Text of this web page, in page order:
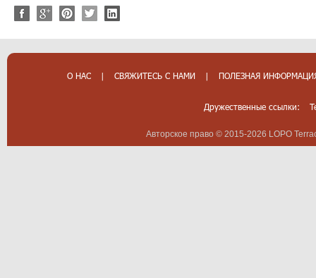
О НАС | СВЯЖИТЕСЬ С НАМИ | ПОЛЕЗНАЯ
Дружественные ссылки:
Авторское право © 2015-2026 LOPO